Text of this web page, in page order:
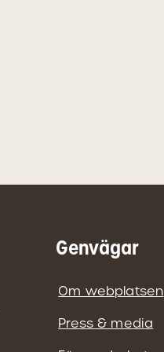
Genvägar
Om webplatsen
Press & media